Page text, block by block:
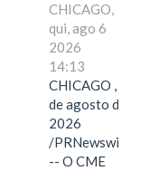
CHICAGO,
qui, ago 6
2026
14:13
CHICAGO , 6
de agosto de
2026
/PRNewswire/
-- O CME